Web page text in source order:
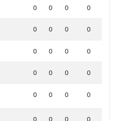
0 0 0 0
0 0 0 0
0 0 0 0
0 0 0 0
0 0 0 0
0 0 0 0